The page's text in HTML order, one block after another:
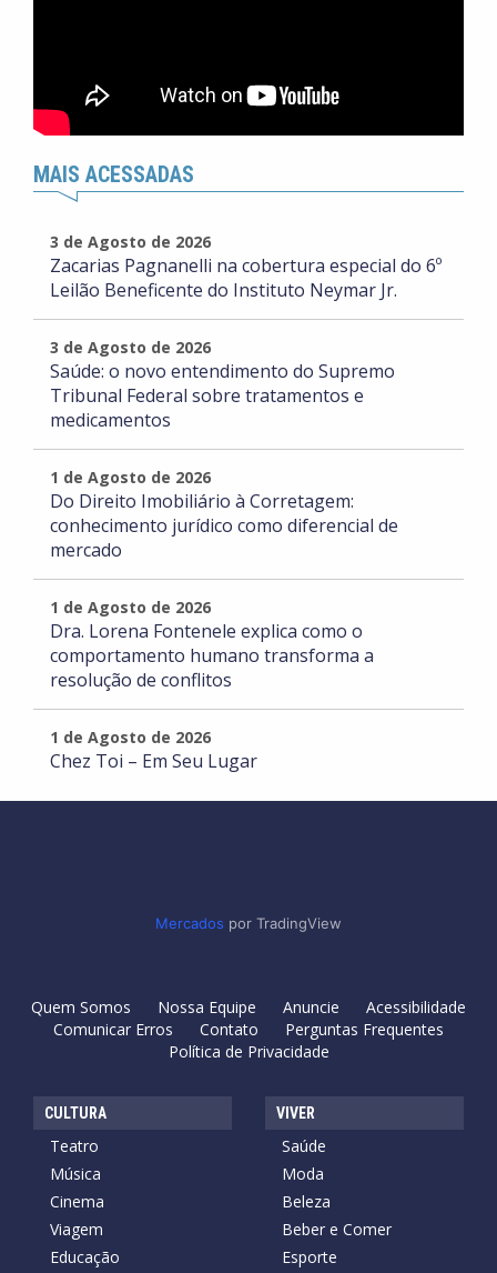
MAIS ACESSADAS
3 de Agosto de 2026
Zacarias Pagnanelli na cobertura especial do 6º
Leilão Beneficente do Instituto Neymar Jr.
3 de Agosto de 2026
Saúde: o novo entendimento do Supremo
Tribunal Federal sobre tratamentos e
medicamentos
1 de Agosto de 2026
Do Direito Imobiliário à Corretagem:
conhecimento jurídico como diferencial de
mercado
1 de Agosto de 2026
Dra. Lorena Fontenele explica como o
comportamento humano transforma a
resolução de conflitos
1 de Agosto de 2026
Chez Toi – Em Seu Lugar
Mercados por TradingView
Quem Somos Nossa Equipe Anuncie
Acessibilidade
Comunicar Erros
Contato
Perguntas Frequentes
Política de Privacidade
CULTURA
Teatro
Música
Cinema
Viagem
Educação
VIVER
Saúde
Moda
Beleza
Beber e Comer
Esporte